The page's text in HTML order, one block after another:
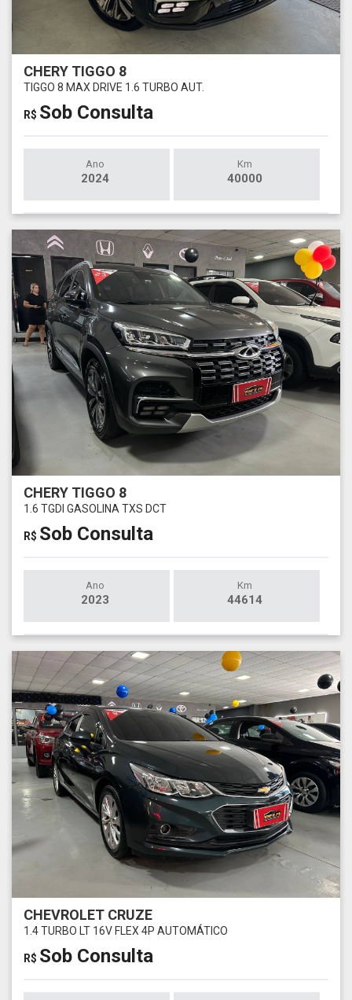
CHERY TIGGO 8
TIGGO 8 MAX DRIVE 1.6 TURBO AUT.
R$ Sob Consulta
Ano
2024
Km
40000
CHERY TIGGO 8
1.6 TGDI GASOLINA TXS DCT
R$ Sob Consulta
Ano
2023
Km
44614
CHEVROLET CRUZE
1.4 TURBO LT 16V FLEX 4P AUTOMÁTICO
R$ Sob Consulta